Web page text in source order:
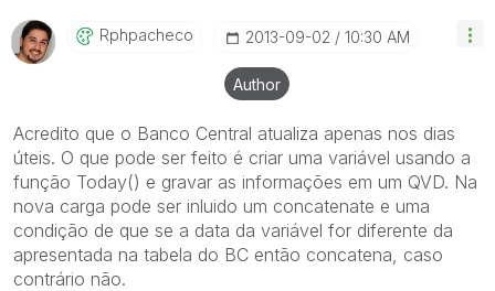
Rphpacheco ‎2013-09-02 10:30 AM
Author
Acredito que o Banco Central atualiza apenas nos dias
úteis. O que pode ser feito é criar uma variável usando a
função Today() e gravar as informações em um QVD. Na
nova carga pode ser inluido um concatenate e uma
condição de que se a data da variável for diferente da
apresentada na tabela do BC então concatena, caso
contrário não.